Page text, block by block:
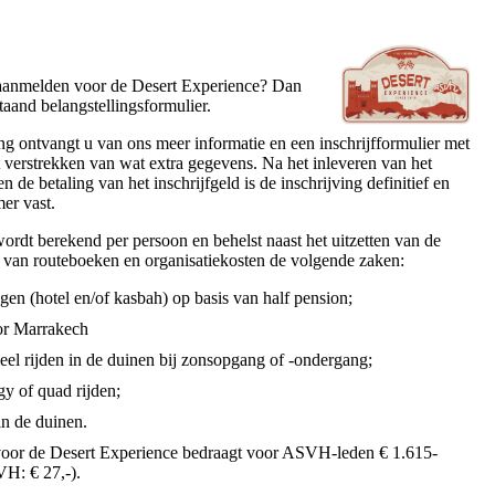
voor de Desert Experience? Dan
belangstellingsformulier.
ontvangt u van ons meer informatie en een inschrijfformulier met
van wat extra gegevens. Na het inleveren van het
de betaling van het inschrijfgeld is de inschrijving definitief en
vast.
berekend per persoon en behelst naast het uitzetten van de
routeboeken en organisatiekosten de volgende zaken:
(hotel en/of kasbah) op basis van half pension;
Marrakech
rijden in de duinen bij zonsopgang of -ondergang;
of quad rijden;
de duinen.
de Desert Experience bedraagt voor ASVH-leden € 1.615-
€ 27,-).